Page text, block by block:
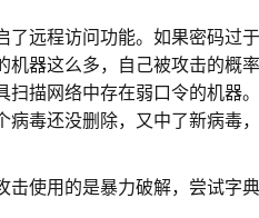
远程访问功能。如果密码过
器这么多，自己被攻击的概
扫描网络中存在弱口令的机器
病毒还没删除，又中了新病毒
使用的是暴力破解，尝试字